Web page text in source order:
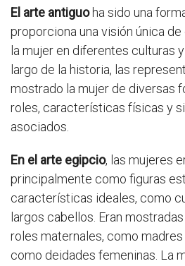
El arte antiguoha sido una
proporciona una visión única
la mujer en diferentes culturas
largo de la historia, las
mostrado la mujer de diversas
roles, características físicas y
asociados.
En el arte egipcio, las mujeres
principalmente como figuras
características ideales, como
largos cabellos. Eran
roles maternales, como
como deidades femeninas. La